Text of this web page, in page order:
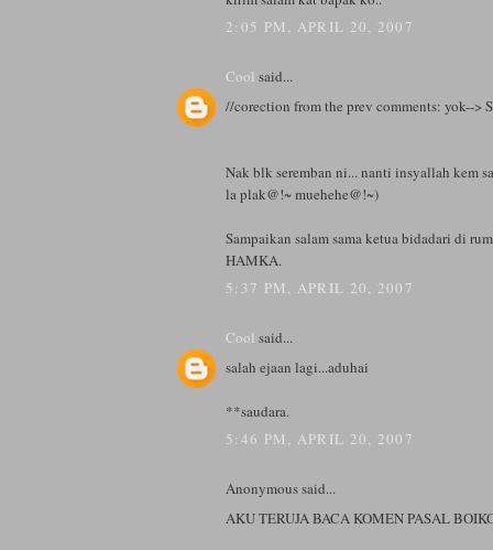
2:05 PM, APRIL 20, 2007
Cool said...
//corection from the prev comments: yok-->
Nak blk seremban ni... nanti insyallah kem
la plak@!~ muehehe@!~)
Sampaikan salam sama ketua bidadari di
HAMKA.
5:37 PM, APRIL 20, 2007
Cool said...
salah ejaan lagi...aduhai
**saudara.
5:46 PM, APRIL 20, 2007
Anonymous said...
AKU TERUJA BACA KOMEN PASAL